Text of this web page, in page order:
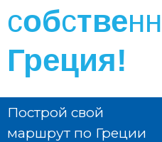
Построй свой
маршрут по Греции
собственн
Греция!